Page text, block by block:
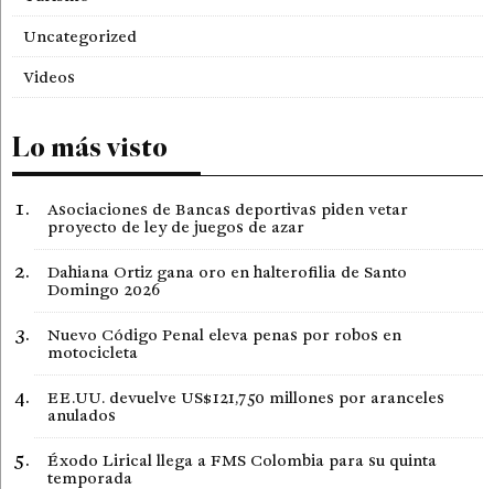
Uncategorized
Videos
Lo más visto
Asociaciones de Bancas deportivas piden vetar
proyecto de ley de juegos de azar
Dahiana Ortiz gana oro en halterofilia de Santo
Domingo 2026
Nuevo Código Penal eleva penas por robos en
motocicleta
EE.UU. devuelve US$121,750 millones por aranceles
anulados
Éxodo Lirical llega a FMS Colombia para su quinta
temporada